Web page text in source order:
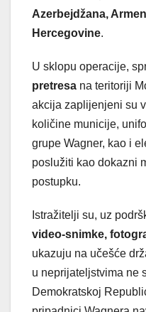
Azerbejdžana,
Hercegovine.
U sklopu operacije,
pretresa na teritoriji
akcija zaplijenjeni su
količine municije,
grupe Wagner, kao i
poslužiti kao dokazni
postupku.
Istražitelji su, uz
video-snimke,
ukazuju na učešće
u neprijateljstvima ne
Demokratskoj